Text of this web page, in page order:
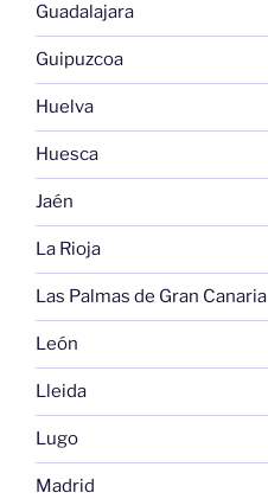
Guadalajara
Guipuzcoa
Huelva
Huesca
Jaén
La Rioja
Las Palmas de Gran Canaria
León
Lleida
Lugo
Madrid